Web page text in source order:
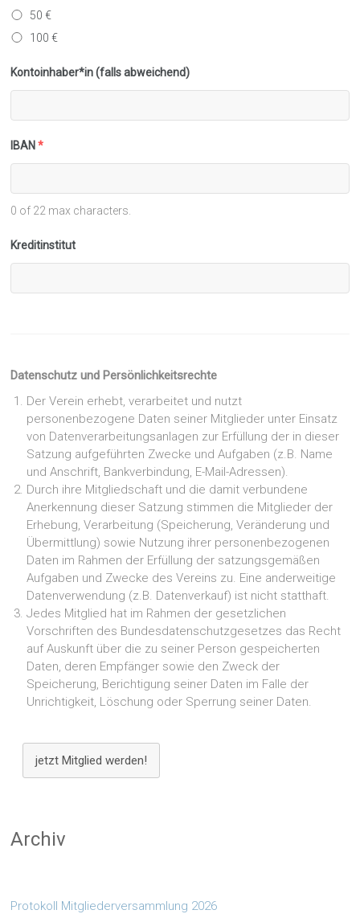
50 €
100 €
Kontoinhaber*in (falls abweichend)
IBAN *
0 of 22 max characters.
Kreditinstitut
Datenschutz und Persönlichkeitsrechte
Der Verein erhebt, verarbeitet und nutzt
personenbezogene Daten seiner Mitglieder unter Einsatz
von Datenverarbeitungsanlagen zur Erfüllung der in dieser
Satzung aufgeführten Zwecke und Aufgaben (z.B. Name
und Anschrift, Bankverbindung, E-Mail-Adressen).
Durch ihre Mitgliedschaft und die damit verbundene
Anerkennung dieser Satzung stimmen die Mitglieder der
Erhebung, Verarbeitung (Speicherung, Veränderung und
Übermittlung) sowie Nutzung ihrer personenbezogenen
Daten im Rahmen der Erfüllung der satzungsgemäßen
Aufgaben und Zwecke des Vereins zu. Eine anderweitige
Datenverwendung (z.B. Datenverkauf) ist nicht statthaft.
Jedes Mitglied hat im Rahmen der gesetzlichen
Vorschriften des Bundesdatenschutzgesetzes das Recht
auf Auskunft über die zu seiner Person gespeicherten
Daten, deren Empfänger sowie den Zweck der
Speicherung, Berichtigung seiner Daten im Falle der
Unrichtigkeit, Löschung oder Sperrung seiner Daten.
jetzt Mitglied werden!
Archiv
Protokoll Mitgliederversammlung 2026